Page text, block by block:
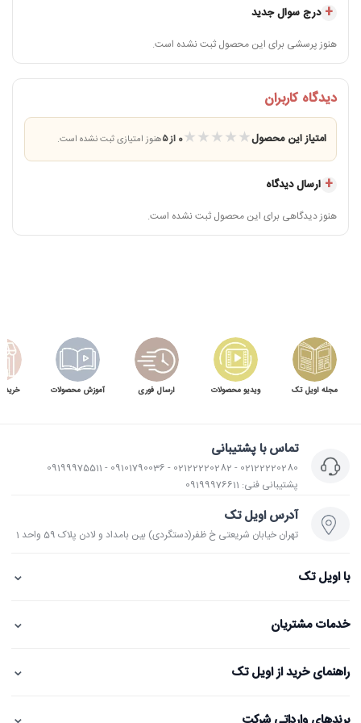
درج سوال جدید
هنوز پرسشی برای این محصول ثبت نشده است.
دیدگاه کاربران
امتیاز این محصول ★★★★★ 0 از ۵ هنوز امتیازی ثبت نشده است.
ارسال دیدگاه
هنوز دیدگاهی برای این محصول ثبت نشده است.
مجله اویل تک ویدیو محصولات ارسال فوری آموزش محصولات خرید
تماس با پشتیبانی
02122220280 - 02122220282 - 09101790036 - 09199975511
پشتیبانی فنی: 09199976611
آدرس اویل تک
تهران خیابان شریعتی خ ظفر(دستگردی) بین بامداد و لادن پلاک 59 واحد 1
با اویل تک ⌄
خدمات مشتریان ⌄
راهنمای خرید از اویل تک ⌄